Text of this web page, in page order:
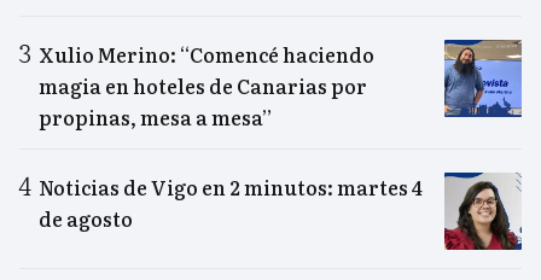
Xulio Merino: “Comencé haciendo
magia en hoteles de Canarias por
propinas, mesa a mesa”
Noticias de Vigo en 2 minutos: martes 4
de agosto